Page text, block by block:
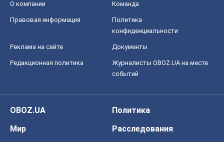
О компании Команда
Правовая информация
Политика
конфиденциальности
Реклама на сайте Документы
Редакционная политика
Журналисты OBOZ.UA на месте
событий
OBOZ.UA
Политика
Мир
Расследования